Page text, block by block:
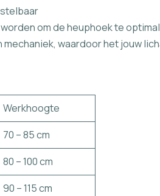
om de heuphoek te
waardoor het jouw
Werkhoogte
70 – 85 cm
80 – 100 cm
90 – 115 cm